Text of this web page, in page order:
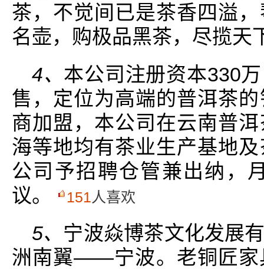
茶，不觉间已是茶香四溢
名壶，购极品黑茶，尽揽天
4、 本公司注册资本330
售，定位为高端的普洱茶
商加盟，本公司在云南普
海等地均有茶业生产基地
公司予招聘仓管兼出纳，
议。
151人喜欢
5、 宁波焱博茶文化发展
洲南翼——宁波。老铜匠家